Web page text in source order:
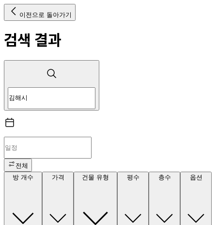
이전으로 돌아가기
검색 결과
전체
방 개수
가격 건물 유형 평수 층수 옵션